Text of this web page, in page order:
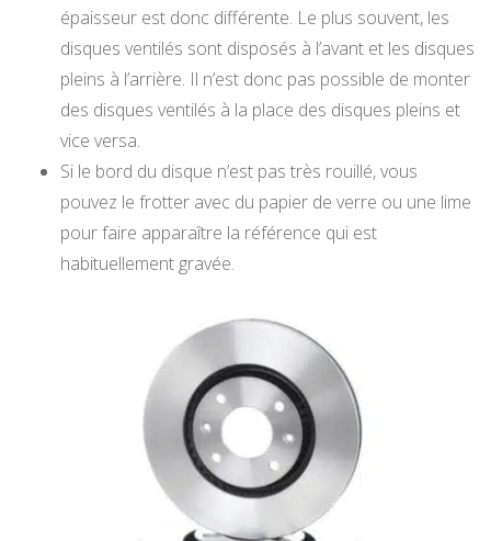
épaisseur est donc différente. Le plus souvent, les
disques ventilés sont disposés à l’avant et les disques
pleins à l’arrière. Il n’est donc pas possible de monter
des disques ventilés à la place des disques pleins et
vice versa.
Si le bord du disque n’est pas très rouillé, vous
pouvez le frotter avec du papier de verre ou une lime
pour faire apparaître la référence qui est
habituellement gravée.